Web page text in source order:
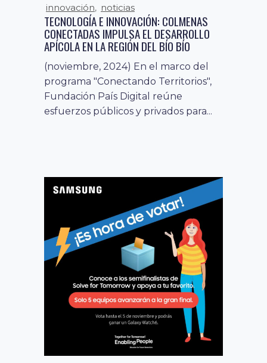
innovación, noticias
TECNOLOGÍA E INNOVACIÓN: COLMENAS
CONECTADAS IMPULSA EL DESARROLLO
APÍCOLA EN LA REGIÓN DEL BÍO BÍO
(noviembre, 2024) En el marco del
programa "Conectando Territorios",
Fundación País Digital reúne
esfuerzos públicos y privados para...
jóvenes podrán acceder a
herramientas tecnológicas de
vanguardia y adoptar nuevas
capacidades...
17 mayo, 2024 centro de estudios,
desarrollo digital ecosistema digital
innovación,noticias,odd
FACULTAD DE ARQUITECTURA Y
URBANISMO Y PAÍS DIGITAL UNEN
FUERZAS PARA IMPULSAR EL DESARROLLO
DE LAS SMART CITIES
La alianza busca potenciar la